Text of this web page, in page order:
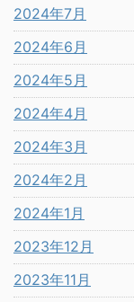
2024年7月
2024年6月
2024年5月
2024年4月
2024年3月
2024年2月
2024年1月
2023年12月
2023年11月